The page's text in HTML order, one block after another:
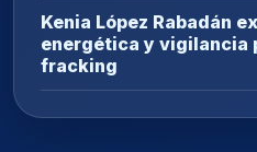
Kenia López Rabadán
energética y vigilancia
fracking